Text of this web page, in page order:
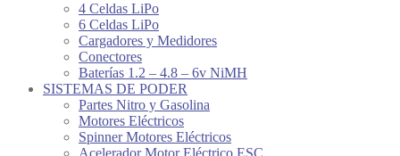
4 Celdas LiPo
6 Celdas LiPo
Cargadores y Medidores
Conectores
Baterías 1.2 – 4.8 – 6v NiMH
SISTEMAS DE PODER
Partes Nitro y Gasolina
Motores Eléctricos
Spinner Motores Eléctricos
Acelerador Motor Eléctrico ESC